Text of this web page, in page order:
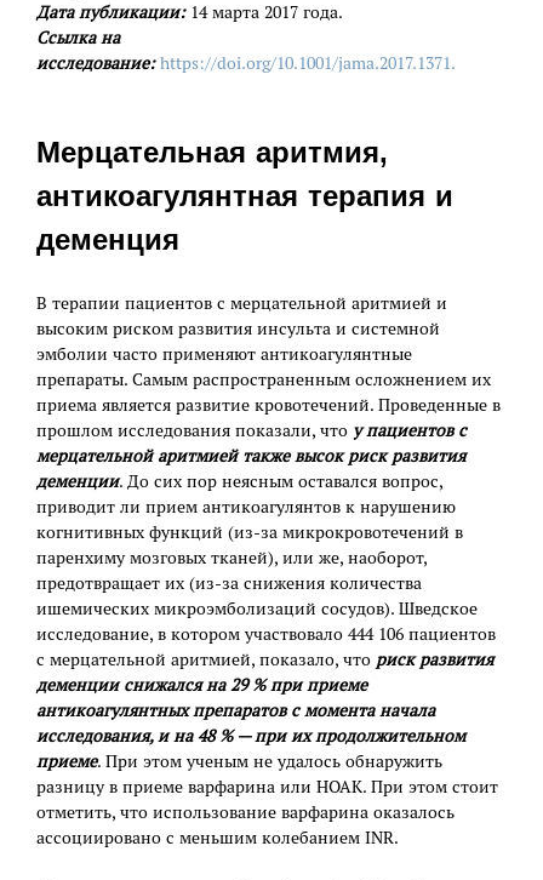
Дата публикации:14 марта 2017 года.
Ссылка на
исследование:https://doi.org/10.1001/jama.2017.1371.
Мерцательная аритмия,
антикоагулянтная терапия и
деменция
В терапии пациентов с мерцательной аритмией и
высоким риском развития инсульта и системной
эмболии часто применяют антикоагулянтные
препараты. Самым распространенным осложнением их
приема является развитие кровотечений. Проведенные в
прошлом исследования показали, что у пациентов с
мерцательной аритмией также высок риск развития
деменции. До сих пор неясным оставался вопрос,
приводит ли прием антикоагулянтов к нарушению
когнитивных функций (из-за микрокровотечений в
паренхиму мозговых тканей), или же, наоборот,
предотвращает их (из-за снижения количества
ишемических микроэмболизаций сосудов). Шведское
исследование, в котором участвовало 444 106 пациентов
с мерцательной аритмией, показало, что риск развития
деменции снижался на 29 % при приеме
антикоагулянтных препаратов с момента начала
исследования, и на 48 % — при их продолжительном
приеме. При этом ученым не удалось обнаружить
разницу в приеме варфарина или НОАК. При этом стоит
отметить, что использование варфарина оказалось
ассоциировано с меньшим колебанием INR.